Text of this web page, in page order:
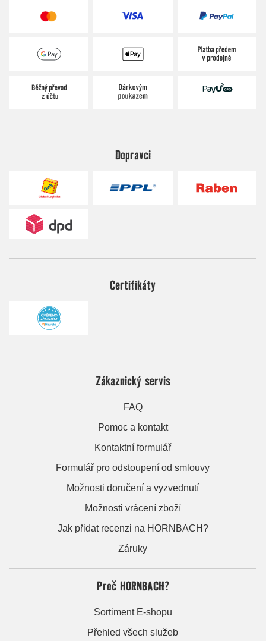
Dopravci
Certifikáty
Zákaznický servis
FAQ
Pomoc a kontakt
Kontaktní formulář
Formulář pro odstoupení od smlouvy
Možnosti doručení a vyzvednutí
Možnosti vrácení zboží
Jak přidat recenzi na HORNBACH?
Záruky
Proč HORNBACH?
Sortiment E-shopu
Přehled všech služeb